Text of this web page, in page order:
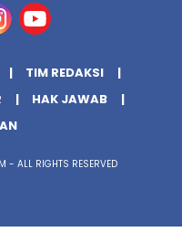
TIM REDAKSI
HAK JAWAB
- ALL RIGHTS RESERVED